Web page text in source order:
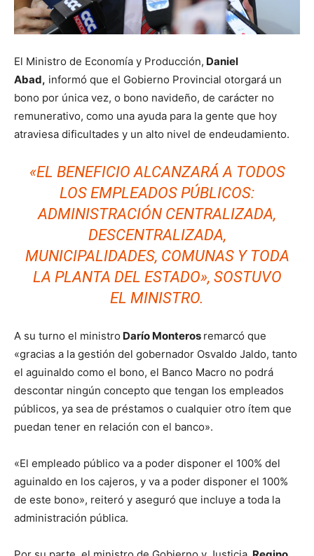
El Ministro de Economía y Producción, Daniel
Abad, informó que el Gobierno Provincial otorgará un
bono por única vez, o bono navideño, de carácter no
remunerativo, como una ayuda para la gente que hoy
atraviesa dificultades y un alto nivel de endeudamiento.
«EL BENEFICIO ALCANZARÁ A TODOS
LOS EMPLEADOS PÚBLICOS:
ADMINISTRACIÓN CENTRALIZADA,
DESCENTRALIZADA,
MUNICIPALIDADES, COMUNAS Y TODA
LA PLANTA DEL ESTADO», SOSTUVO
EL MINISTRO.
A su turno el ministro Darío Monteros remarcó que
«gracias a la gestión del gobernador Osvaldo Jaldo, tanto
el aguinaldo como el bono, el Banco Macro no podrá
descontar ningún concepto que tengan los empleados
públicos, ya sea de préstamos o cualquier otro ítem que
puedan tener en relación con el banco».
«El empleado público va a poder disponer el 100% del
aguinaldo en los cajeros, y va a poder disponer el 100%
de este bono», reiteró y aseguró que incluye a toda la
administración pública.